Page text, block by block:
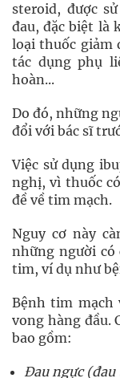
steroid, được
đau, đặc biệt là
loại thuốc giảm
tác dụng phụ
hoàn...
Do đó, những
đổi với bác sĩ
Việc sử dụng
nghị, vì thuốc
đề về tim mạch.
Nguy cơ này
những người có
tim, ví dụ như
Bệnh tim mạch
vong hàng đầu.
bao gồm:
Đau ngực